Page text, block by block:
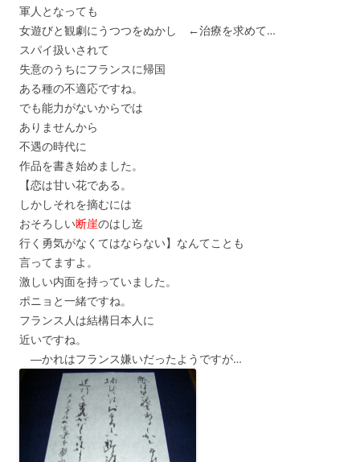
軍人となっても
女遊びと観劇にうつつをぬかし ←治療を求めて…
スパイ扱いされて
失意のうちにフランスに帰国
ある種の不適応ですね。
でも能力がないからでは
ありませんから
不遇の時代に
作品を書き始めました。
【恋は甘い花である。
しかしそれを摘むには
おそろしい断崖のはし迄
行く勇気がなくてはならない】なんてことも
言ってますよ。
激しい内面を持っていました。
ポニョと一緒ですね。
フランス人は結構日本人に
近いですね。
―かれはフランス嫌いだったようですが…